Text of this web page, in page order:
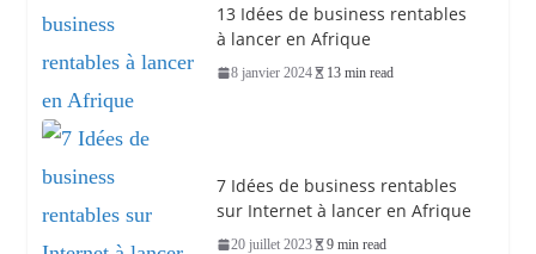
13 Idées de business rentables
à lancer en Afrique
8 janvier 2024 13 min read
7 Idées de business rentables
sur Internet à lancer en Afrique
20 juillet 2023 9 min read